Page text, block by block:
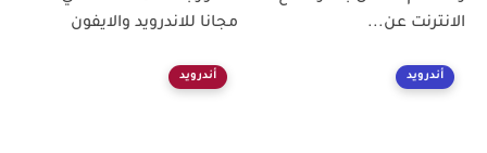
الانترنت عن...
مجانا للاندرويد والايفون
أندرويد أندرويد